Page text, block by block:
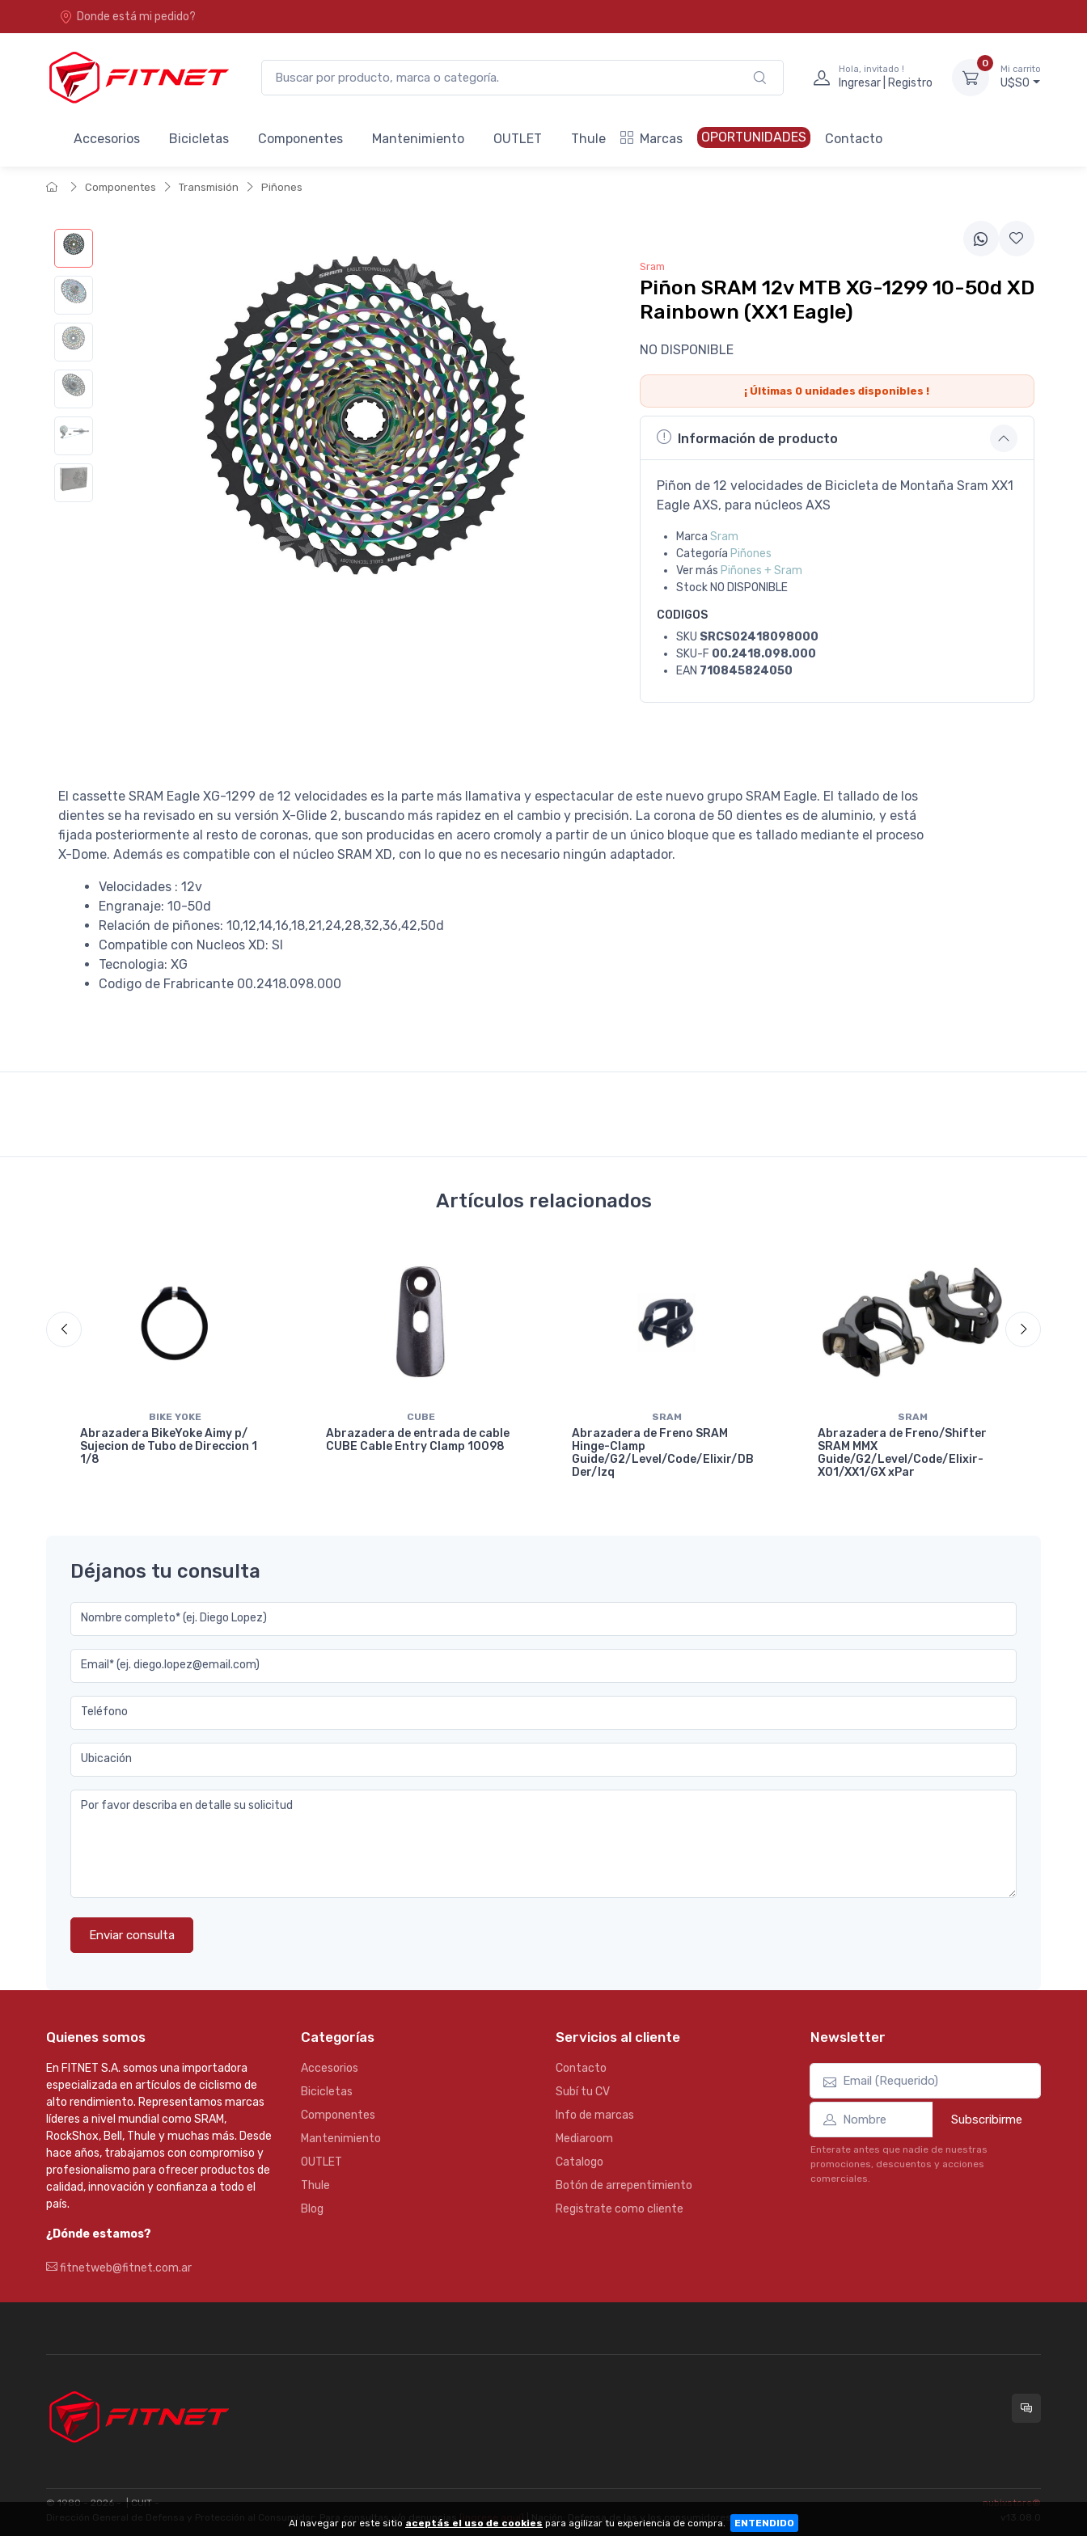
Donde está mi pedido?
Hola, invitado !
Ingresar | Registro
0
Mi carrito
U$S0
Accesorios Bicicletas Componentes Mantenimiento OUTLET Thule Marcas OPORTUNIDADES Contacto
Componentes Transmisión Piñones
Sram
Piñon SRAM 12v MTB XG-1299 10-50d XD
Rainbown (XX1 Eagle)
NO DISPONIBLE
¡ Últimas 0 unidades disponibles !
Información de producto
Piñon de 12 velocidades de Bicicleta de Montaña Sram XX1
Eagle AXS, para núcleos AXS
Marca Sram
Categoría Piñones
Ver más Piñones + Sram
Stock NO DISPONIBLE
CODIGOS
SKU SRCS02418098000
SKU-F 00.2418.098.000
EAN 710845824050
El cassette SRAM Eagle XG-1299 de 12 velocidades es la parte más llamativa y espectacular de este nuevo grupo SRAM Eagle. El tallado de los
dientes se ha revisado en su versión X-Glide 2, buscando más rapidez en el cambio y precisión. La corona de 50 dientes es de aluminio, y está
fijada posteriormente al resto de coronas, que son producidas en acero cromoly a partir de un único bloque que es tallado mediante el proceso
X-Dome. Además es compatible con el núcleo SRAM XD, con lo que no es necesario ningún adaptador.
Velocidades : 12v
Engranaje: 10-50d
Relación de piñones: 10,12,14,16,18,21,24,28,32,36,42,50d
Compatible con Nucleos XD: SI
Tecnologia: XG
Codigo de Frabricante 00.2418.098.000
Artículos relacionados
BIKE YOKE
Abrazadera BikeYoke Aimy p/
Sujecion de Tubo de Direccion 1
1/8
CUBE
Abrazadera de entrada de cable
CUBE Cable Entry Clamp 10098
SRAM
Abrazadera de Freno SRAM
Hinge-Clamp
Guide/G2/Level/Code/Elixir/DB
Der/Izq
SRAM
Abrazadera de Freno/Shifter
SRAM MMX
Guide/G2/Level/Code/Elixir-
X01/XX1/GX xPar
Déjanos tu consulta
Nombre completo* (ej. Diego Lopez)
Email* (ej. diego.lopez@email.com)
Teléfono
Ubicación
Por favor describa en detalle su solicitud
Enviar consulta
Quienes somos
En FITNET S.A. somos una importadora
especializada en artículos de ciclismo de
alto rendimiento. Representamos marcas
líderes a nivel mundial como SRAM,
RockShox, Bell, Thule y muchas más. Desde
hace años, trabajamos con compromiso y
profesionalismo para ofrecer productos de
calidad, innovación y confianza a todo el
país.
¿Dónde estamos?
fitnetweb@fitnet.com.ar
Categorías
Accesorios
Bicicletas
Componentes
Mantenimiento
OUTLET
Thule
Blog
Servicios al cliente
Contacto
Subí tu CV
Info de marcas
Mediaroom
Catalogo
Botón de arrepentimiento
Registrate como cliente
Newsletter
Subscribirme
Enterate antes que nadie de nuestras
promociones, descuentos y acciones
comerciales.
© 1980 - 2026 -| CUIT -
Dirección General de Defensa y Protección al Consumidor: Para consultas y/o denuncias [ingrese aquí] | Nación: Defensa de las y los consumidores[ingrese aquí]
nubixstore®
Al navegar por este sitio aceptás el uso de cookies para agilizar tu experiencia de compra. ENTENDIDO